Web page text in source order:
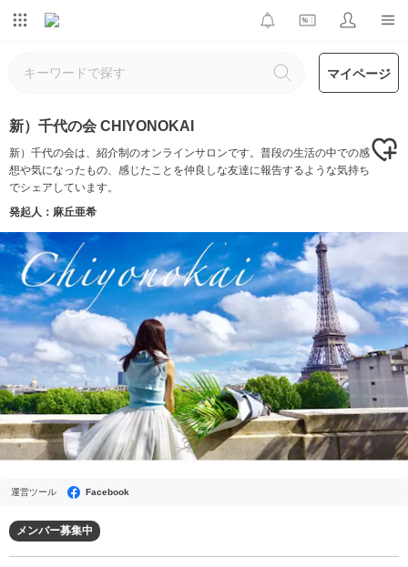
マイページ
新）千代の会 CHIYONOKAI
新）千代の会は、紹介制のオンラインサロンです。普段の生活の中での感
想や気になったもの、感じたことを仲良しな友達に報告するような気持ち
でシェアしています。
発起人：麻丘亜希
運営ツール Facebook
メンバー募集中